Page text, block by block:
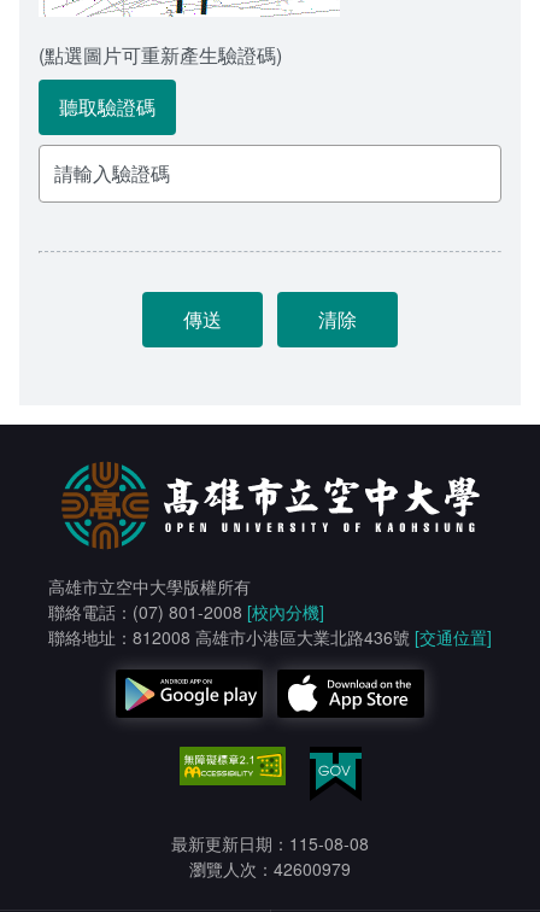
(點選圖片可重新產生驗證碼)
聽取驗證碼
高雄市立空中大學版權所有
聯絡電話：(07) 801-2008 [校內分機]
聯絡地址：812008 高雄市小港區大業北路436號 [交通位置]
最新更新日期：115-08-08
瀏覽人次：42600979